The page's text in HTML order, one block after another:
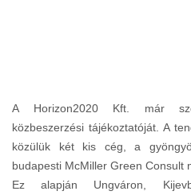
A Horizon2020 Kft. már
közbeszerzési tájékoztatóját. A
közülük két kis cég, a
budapesti McMiller Green Consult
Ez alapján Ungváron,